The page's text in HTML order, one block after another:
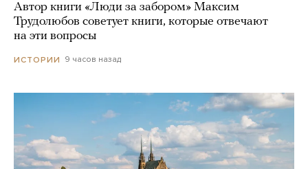
Автор книги «Люди за забором» Максим
Трудолюбов советует книги, которые отвечают
на эти вопросы
ИСТОРИИ 9 часов назад